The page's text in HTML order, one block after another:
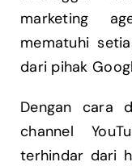
marketing
mematuhi
dari pihak
Dengan cara
channel
terhindar dari